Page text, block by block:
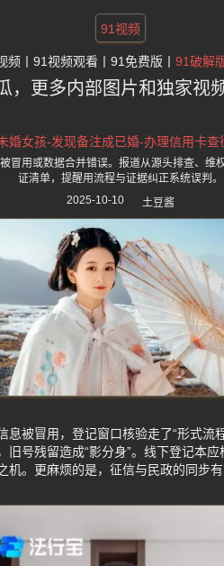
91视频
频 91视频观看 91免费版 91破解
，更多内部图片和独家视
婚女孩-发现备注成已婚-办理信用卡查
冒用或数据合并错误。报道从源头排查、
证清单，提醒用流程与证据纠正系统误判。
2025-10-10
土豆酱
被冒用，登记窗口核验走了“形式流
号残留造成“影分身”。线下登记本
机。更麻烦的是，征信与民政的同步